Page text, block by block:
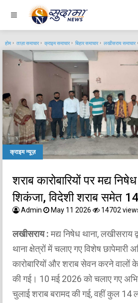
होम ताज़ा समाचार क्राइम समाचार बिहार समाचार लखीसराय समाचार
क्राइम न्यूज़
शराब कारोबारियों पर मद्य
शिकंजा, विदेशी शराब समेत 14
Admin May 11 2026 14702
लखीसराय :मद्य निषेध थाना, लखीसराय
थाना क्षेत्रों में चलाए गए विशेष छापेमारी
कारोबारियों और शराब सेवन करने वालों
की गई। 10 मई 2026 को चलाए गए
चुलाई शराब बरामद की गई, वहीं कुल 14